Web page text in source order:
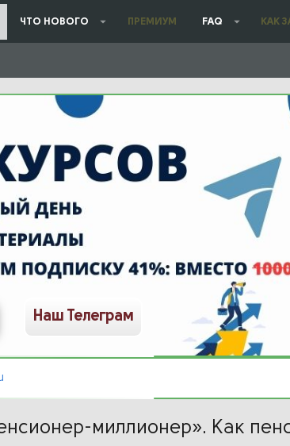
ЧТО НОВОГО ПРЕМИУМ FAQ КАК
Наш Телеграм
миллионер». Как